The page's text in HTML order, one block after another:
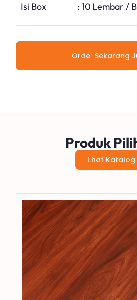
Isi Box
: 10 Lembar /
Order Sekarang
Produk
Lihat Katalog